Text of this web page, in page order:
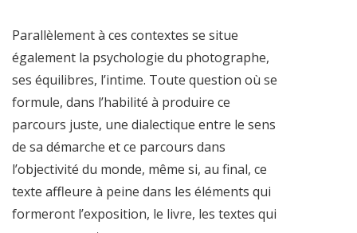
Parallèlement à ces contextes se situe
également la psychologie du photographe,
ses équilibres, l’intime. Toute question où se
formule, dans l’habilité à produire ce
parcours juste, une dialectique entre le sens
de sa démarche et ce parcours dans
l’objectivité du monde, même si, au final, ce
texte affleure à peine dans les éléments qui
formeront l’exposition, le livre, les textes qui